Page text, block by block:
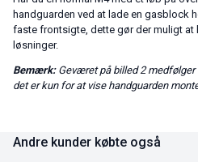
handguarden ved at lade en gasblock
faste frontsigte, dette gør der muligt
løsninger.
Bemærk:Geværet på billed 2 medfølger
det er kun for at vise handguarden
Andre kunder købte også